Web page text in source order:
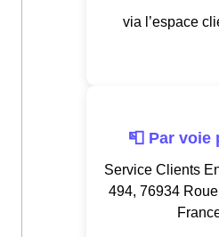
via l’espace
📮 Par voie
Service Clients
494, 76934